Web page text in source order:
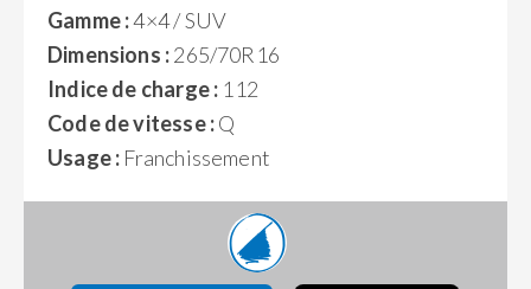
Gamme :4×4 / SUV
Dimensions :265/70R16
Indice de charge : 112
Code de vitesse :Q
Usage : Franchissement